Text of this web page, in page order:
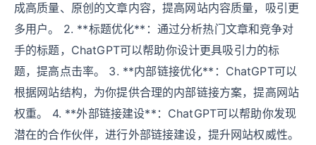
成高质量、原创的文章内容，提高网站内容质量，吸引更
多用户。 2. **标题优化**：通过分析热门文章和竞争对
手的标题，ChatGPT可以帮助你设计更具吸引力的标
题，提高点击率。 3. **内部链接优化**：ChatGPT可以
根据网站结构，为你提供合理的内部链接方案，提高网站
权重。 4. **外部链接建设**：ChatGPT可以帮助你发现
潜在的合作伙伴，进行外部链接建设，提升网站权威性。